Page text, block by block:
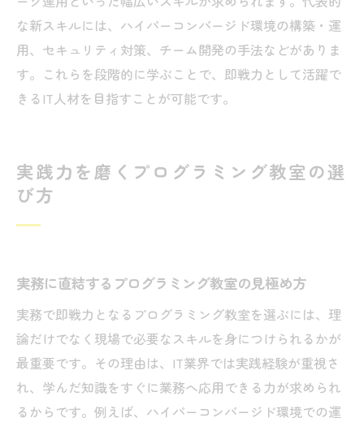
やすさ
効率的に学べるIT教育の工夫とサポート
学習環境がスキル習得に与える影響とは
現場直結のプログラミング教室が支持される理
ハイパーコンバージド導入事例で学ぶ実践
性
IT教育に求められる実務力の育成ポイント
神戸市で実現するIT教育とキャリアアップ戦略
神戸市で実現するIT教育の新たな可能性
な新スキルには、ハイパーコンバージド環境の構築・運
用、セキュリティ対策、チーム開発の手法などがありま
す。これらを段階的に学ぶことで、即戦力として活躍で
きるIT人材を目指すことが可能です。
実践力を磨くプログラミング教室の選
び方
実務に直結するプログラミング教室の見極め方
実務で即戦力となるプログラミング教室を選ぶには、理
論だけでなく現場で必要なスキルを身につけられるかが
最重要です。その理由は、IT業界では実践経験が重視さ
れ、学んだ知識をすぐに業務へ応用できる力が求められ
るからです。例えば、ハイパーコンバージド環境での運